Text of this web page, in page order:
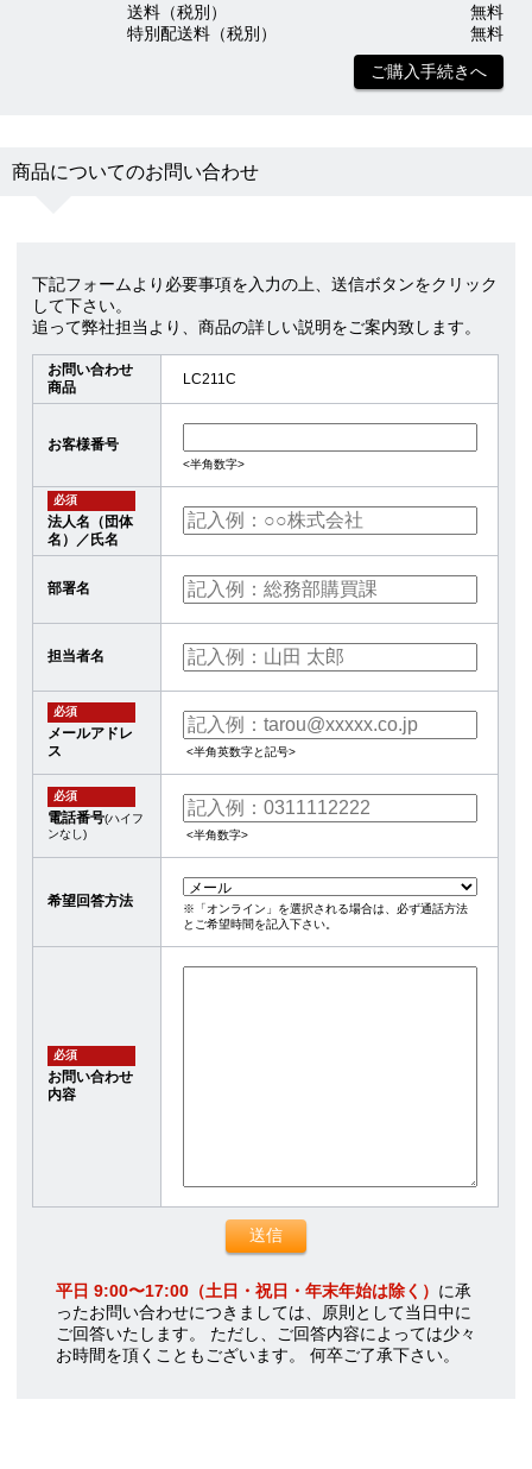
送料（税別）
無料
特別配送料（税別）
無料
ご購入手続きへ
商品についてのお問い合わせ
下記フォームより必要事項を入力の上、送信ボタンをクリック
して下さい。
追って弊社担当より、商品の詳しい説明をご案内致します。
お問い合わせ
商品
LC211C
お客様番号
<半角数字>
必須
法人名（団体
名）／氏名
部署名
担当者名
必須
メールアドレ
ス
<半角英数字と記号>
必須
電話番号(ハイフ
ンなし)
<半角数字>
希望回答方法
※「オンライン」を選択される場合は、必ず通話方法
とご希望時間を記入下さい。
必須
お問い合わせ
内容
平日 9:00〜17:00（土日・祝日・年末年始は除く） に承
ったお問い合わせにつきましては、原則として当日中に
ご回答いたします。 ただし、ご回答内容によっては少々
お時間を頂くこともございます。 何卒ご了承下さい。